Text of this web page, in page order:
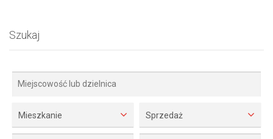
Szukaj
Mieszkanie Sprzedaż